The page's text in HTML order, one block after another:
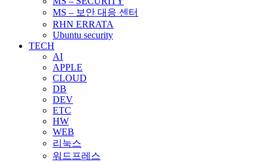
MS – 보안 대응 센터
RHN ERRATA
Ubuntu security
TECH
AI
APPLE
CLOUD
DB
DEV
ETC
HW
WEB
리눅스
워드프레스